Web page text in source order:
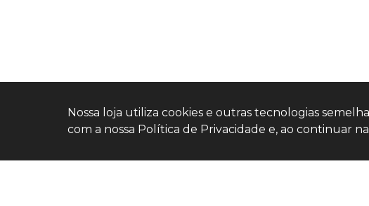
Nossa loja utiliza cookies e outras tecnologias
com a nossa Política de Privacidade e, ao continuar